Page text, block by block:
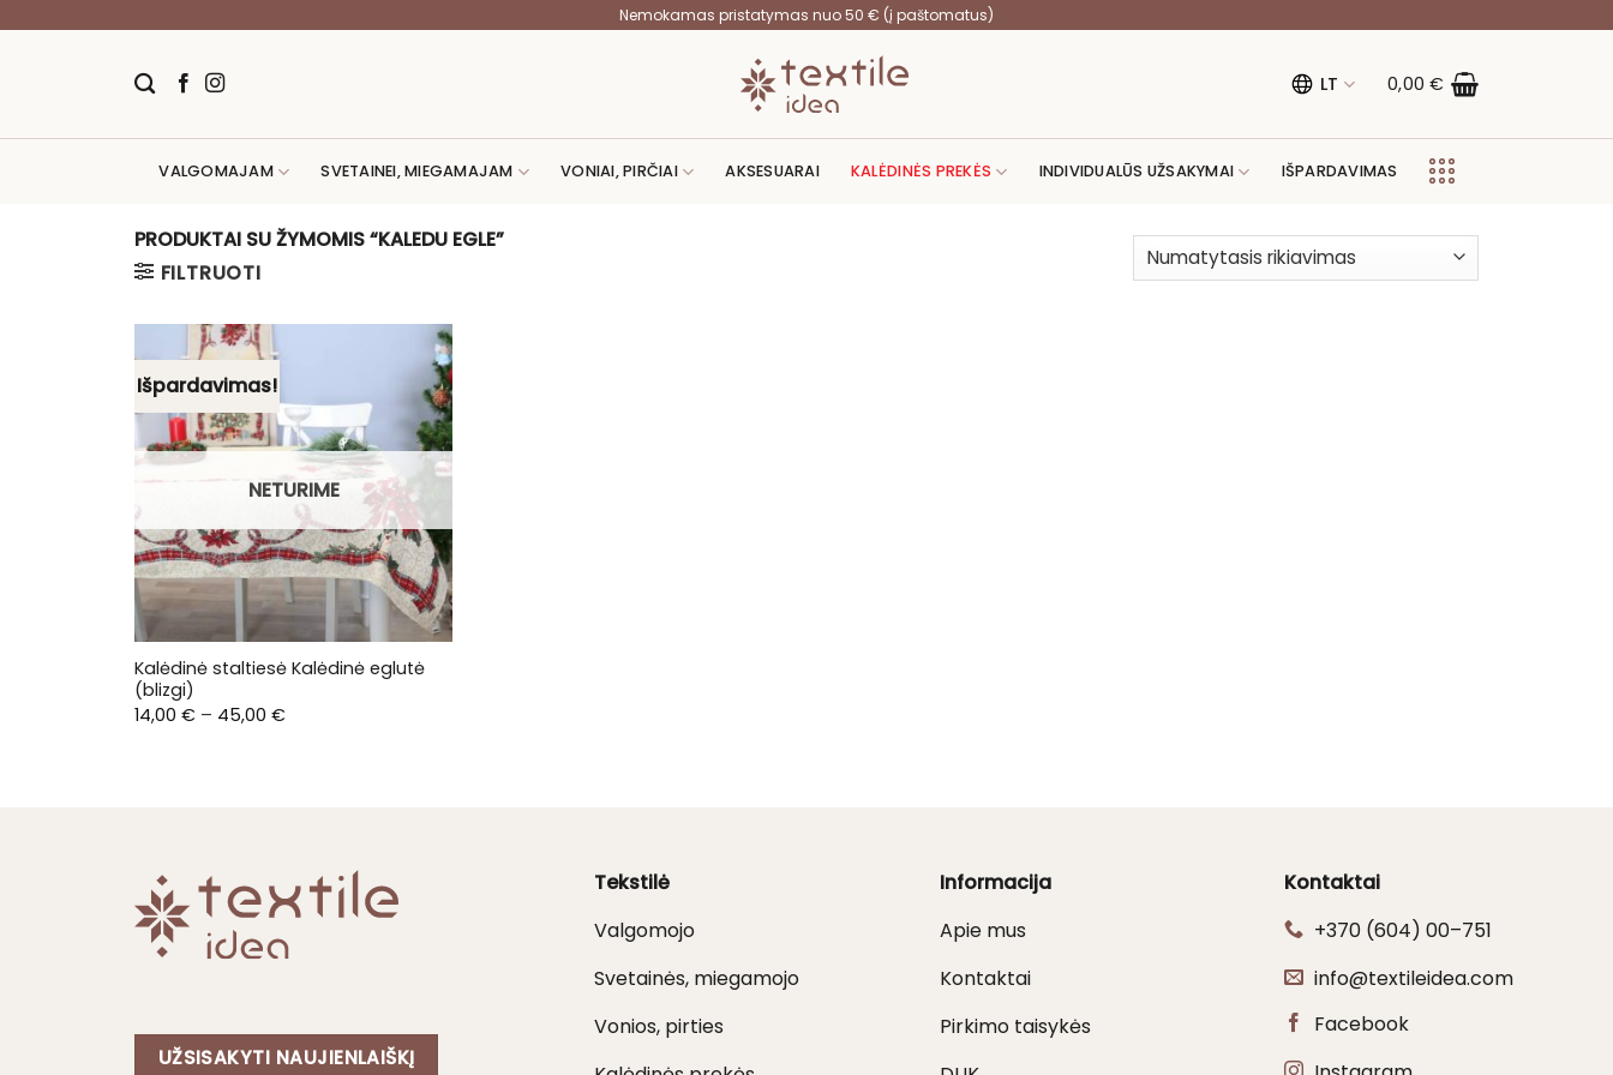
Nemokamas pristatymas nuo 50 € (į paštomatus)
LT 0,00€
VALGOMAJAM SVETAINEI, MIEGAMAJAM VONIAI, PIRČIAI AKSESUARAI KALĖDINĖS PREKĖS INDIVIDUALŪS UŽSAKYMAI IŠPARDAVIMAS
PRODUKTAI SU ŽYMOMIS “KALEDU EGLE”
FILTRUOTI
Išpardavimas!
NETURIME
Kalėdinė staltiesė Kalėdinė eglutė
(blizgi)
14,00 € – 45,00 €Price
UŽSISAKYTI NAUJIENLAIŠKĮ
Tekstilė
Valgomojo
Svetainės, miegamojo
Vonios, pirties
Informacija
Apie mus
Kontaktai
Pirkimo taisykės
Kontaktai
+370 (604) 00–751
info@textileidea.com
Facebook